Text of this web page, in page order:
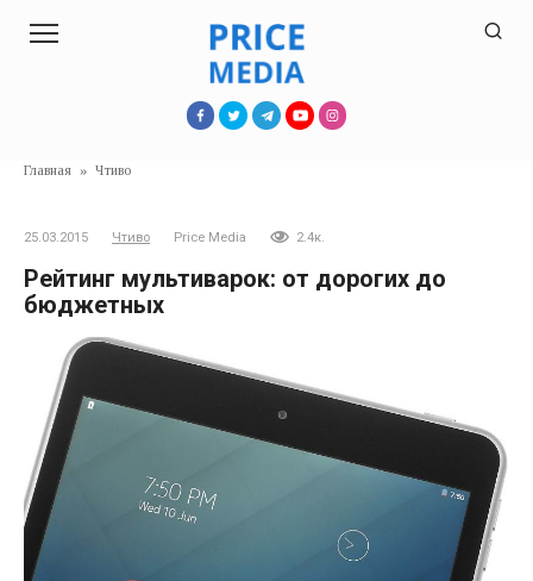
Главная » Чтиво
25.03.2015 Чтиво Price Media 2.4к.
Рейтинг мультиварок: от дорогих до
бюджетных